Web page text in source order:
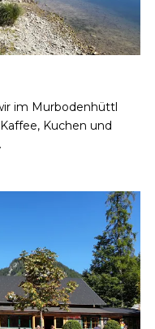
im Murbodenhüttl
Kuchen und